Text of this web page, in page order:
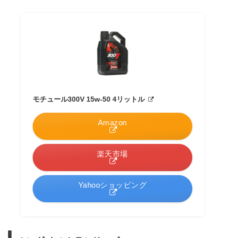
モチュール300V 15w-50 4リットル
Amazon
楽天市場
Yahooショッピング